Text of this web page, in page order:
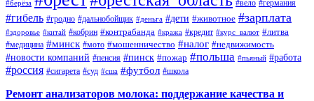
#берёза #вело #германия
#гибель #гродно #дальнобойщик #деньга #дети #животное #зарплата
#здоровье #китай #кобрин #контрабанда #кража #кредит #курс_валют #литва
#медицина #минск #мото #мошенничество #налог #недвижимость
#новости компаний #пенсия #пинск #пожар #польша #пьяный #работа
#россия #сигарета #суд #сша #футбол #школа
Ремонт анализаторов молока: поддержание качества и